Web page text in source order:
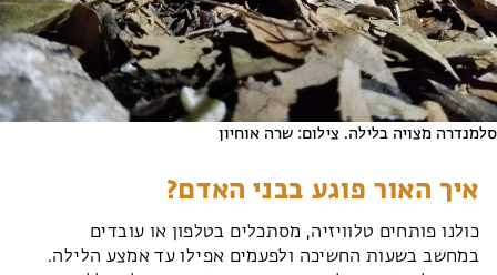
סלמנדרה מצויה בלילה. צילום: שרה אוחיון
איך האור פוגע בבני האדם?
כולנו פותחים טלוויזיה, מסתכלים בטלפון או עובדים
במחשב בשעות החשיכה ולפעמים אפילו עד אמצע הלילה.